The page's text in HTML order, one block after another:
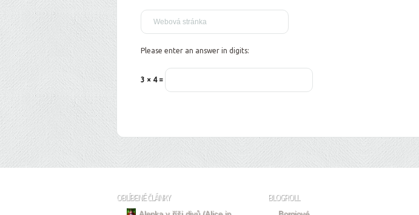
Please enter an answer in digits:
3 × 4 =
OBLÍBENÉ ČLÁNKY BLOGROLL